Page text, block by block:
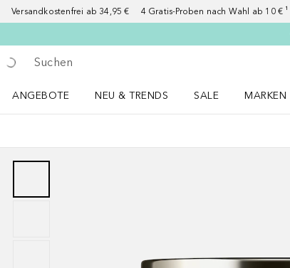
Versandkostenfrei ab 34,95 € 4 Gratis-Proben nach Wahl ab 10 € ¹
Gehe zurück
Suche ausführen
ANGEBOTE
NEU & TRENDS
SALE
MARKEN